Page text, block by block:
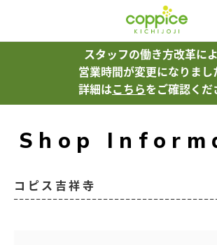
スタッフの働き方改革に
営業時間が変更になりまし
詳細はこちらをご確認くだ
Shop
コピス吉祥寺